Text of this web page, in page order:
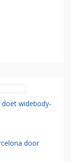
widebody-
door